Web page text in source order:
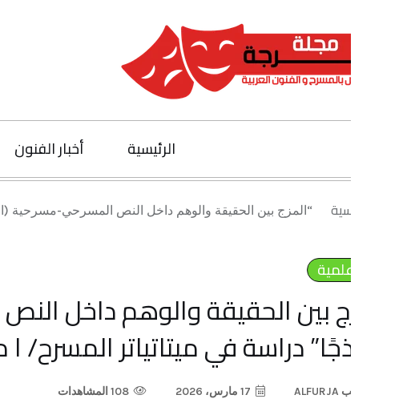
أخبار الفنون متابعات
“المزج بين الحقيقة والوهم داخل النص المسرحي-مسرحية (السراب)
بين الحقيقة والوهم داخل النص
دراسة في ميتاتياتر المسرح/ ا م د.
17 مارس، 2026 108 المشاهدات